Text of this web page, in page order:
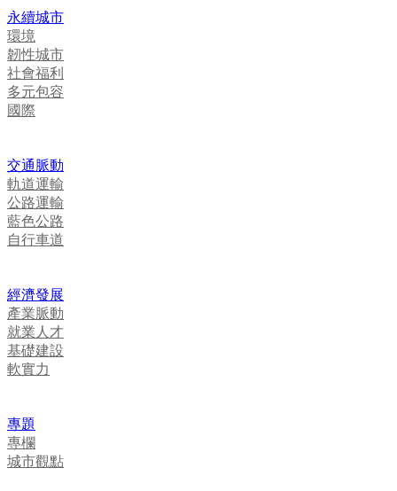
永續城市
環境
韌性城市
社會福利
多元包容
國際
交通脈動
軌道運輸
公路運輸
藍色公路
自行車道
經濟發展
產業脈動
就業人才
基礎建設
軟實力
專題
專欄
城市觀點